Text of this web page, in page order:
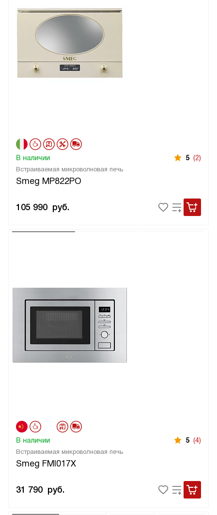
Встраиваемая микроволновая печь
Smeg MP822PO
В наличии 5 (2)
105 990 руб.
Встраиваемая микроволновая печь
Smeg FMI017X
В наличии 5 (4)
31 790 руб.